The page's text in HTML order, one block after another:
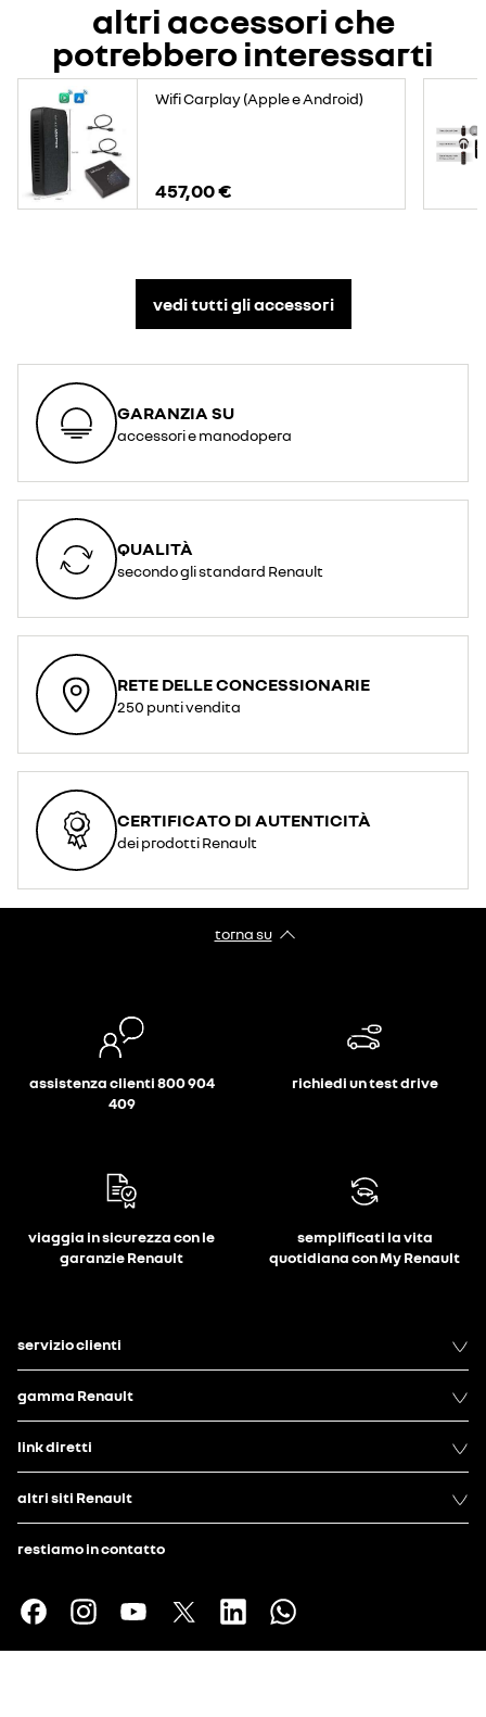
altri accessori che
potrebbero interessarti
Wifi Carplay (Apple e Android)
457,00 €
vedi tutti gli accessori​
GARANZIA SU
accessori e manodopera
QUALITÀ
secondo gli standard Renault
RETE DELLE CONCESSIONARIE
250 punti vendita
CERTIFICATO DI AUTENTICITÀ
dei prodotti Renault
torna su
assistenza clienti 800 904
409
richiedi un test drive
viaggia in sicurezza con le
garanzie Renault
semplificati la vita
quotidiana con My Renault
servizio clienti
gamma Renault
link diretti
altri siti Renault
restiamo in contatto